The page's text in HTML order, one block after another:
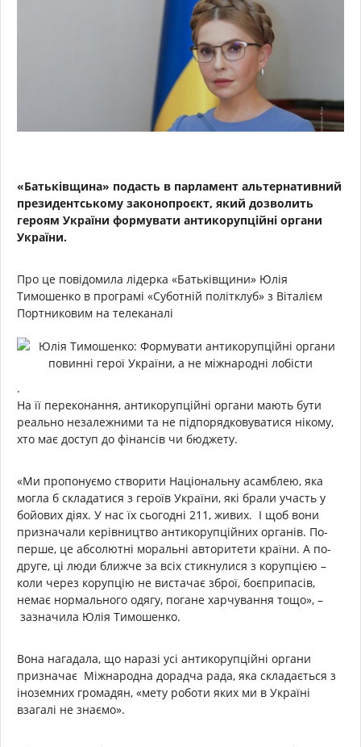
«Батьківщина» подасть в парламент альтернативний
президентському законопроєкт, який дозволить
героям України формувати антикорупційні органи
України.
Про це повідомила лідерка «Батьківщини» Юлія
Тимошенко в програмі «Суботній політклуб» з Віталієм
Портниковим на телеканалі
.
На її переконання, антикорупційні органи мають бути
реально незалежними та не підпорядковуватися нікому,
хто має доступ до фінансів чи бюджету.
«Ми пропонуємо створити Національну асамблею, яка
могла б складатися з героїв України, які брали участь у
бойових діях. У нас їх сьогодні 211, живих. І щоб вони
призначали керівництво антикорупційних органів. По-
перше, це абсолютні моральні авторитети країни. А по-
друге, ці люди ближче за всіх стикнулися з корупцією –
коли через корупцію не вистачає зброї, боєприпасів,
немає нормального одягу, погане харчування тощо», –
зазначила Юлія Тимошенко.
Вона нагадала, що наразі усі антикорупційні органи
призначає Міжнародна дорадча рада, яка складається з
іноземних громадян, «мету роботи яких ми в Україні
взагалі не знаємо».